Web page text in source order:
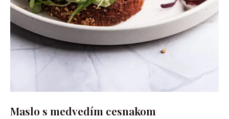
Maslo s medvedím cesnakom